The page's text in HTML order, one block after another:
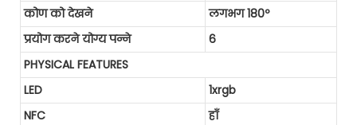
कोण को देखने
लगभग 180º
प्रयोग करने योग्य पन्ने
6
PHYSICAL FEATURES
LED
1xrgb
NFC
हाँ